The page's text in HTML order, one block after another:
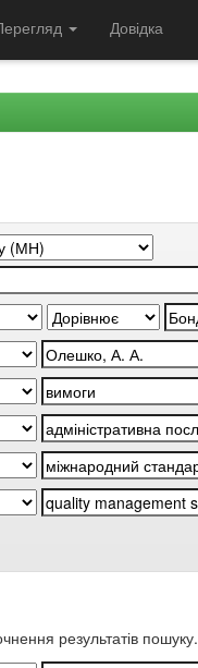
Довідка
результатів пошуку.